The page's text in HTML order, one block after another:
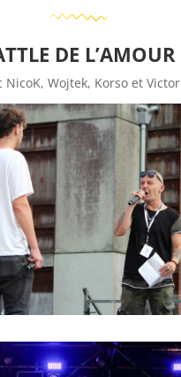
DE L’AMOUR
NicoK, Wojtek, Korso et Victor